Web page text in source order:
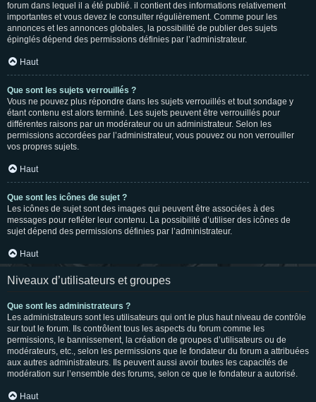
forum dans lequel il a été publié. il contient des informations relativement
importantes et vous devez le consulter régulièrement. Comme pour les
annonces et les annonces globales, la possibilité de publier des sujets
épinglés dépend des permissions définies par l’administrateur.
Haut
Que sont les sujets verrouillés ?
Vous ne pouvez plus répondre dans les sujets verrouillés et tout sondage y
étant contenu est alors terminé. Les sujets peuvent être verrouillés pour
différentes raisons par un modérateur ou un administrateur. Selon les
permissions accordées par l’administrateur, vous pouvez ou non verrouiller
vos propres sujets.
Haut
Que sont les icônes de sujet ?
Les icônes de sujet sont des images qui peuvent être associées à des
messages pour refléter leur contenu. La possibilité d’utiliser des icônes de
sujet dépend des permissions définies par l’administrateur.
Haut
Niveaux d’utilisateurs et groupes
Que sont les administrateurs ?
Les administrateurs sont les utilisateurs qui ont le plus haut niveau de contrôle
sur tout le forum. Ils contrôlent tous les aspects du forum comme les
permissions, le bannissement, la création de groupes d’utilisateurs ou de
modérateurs, etc., selon les permissions que le fondateur du forum a attribuées
aux autres administrateurs. Ils peuvent aussi avoir toutes les capacités de
modération sur l’ensemble des forums, selon ce que le fondateur a autorisé.
Haut